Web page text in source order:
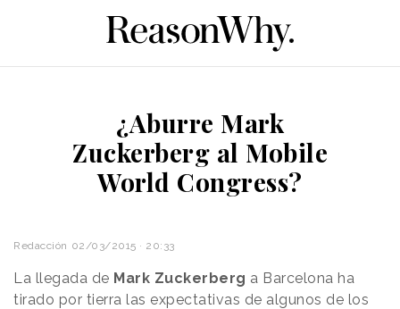
¿Aburre Mark
Zuckerberg al Mobile
World Congress?
Redacción 02/03/2015 · 20:33
La llegada de Mark Zuckerberg a Barcelona ha
tirado por tierra las expectativas de algunos de los